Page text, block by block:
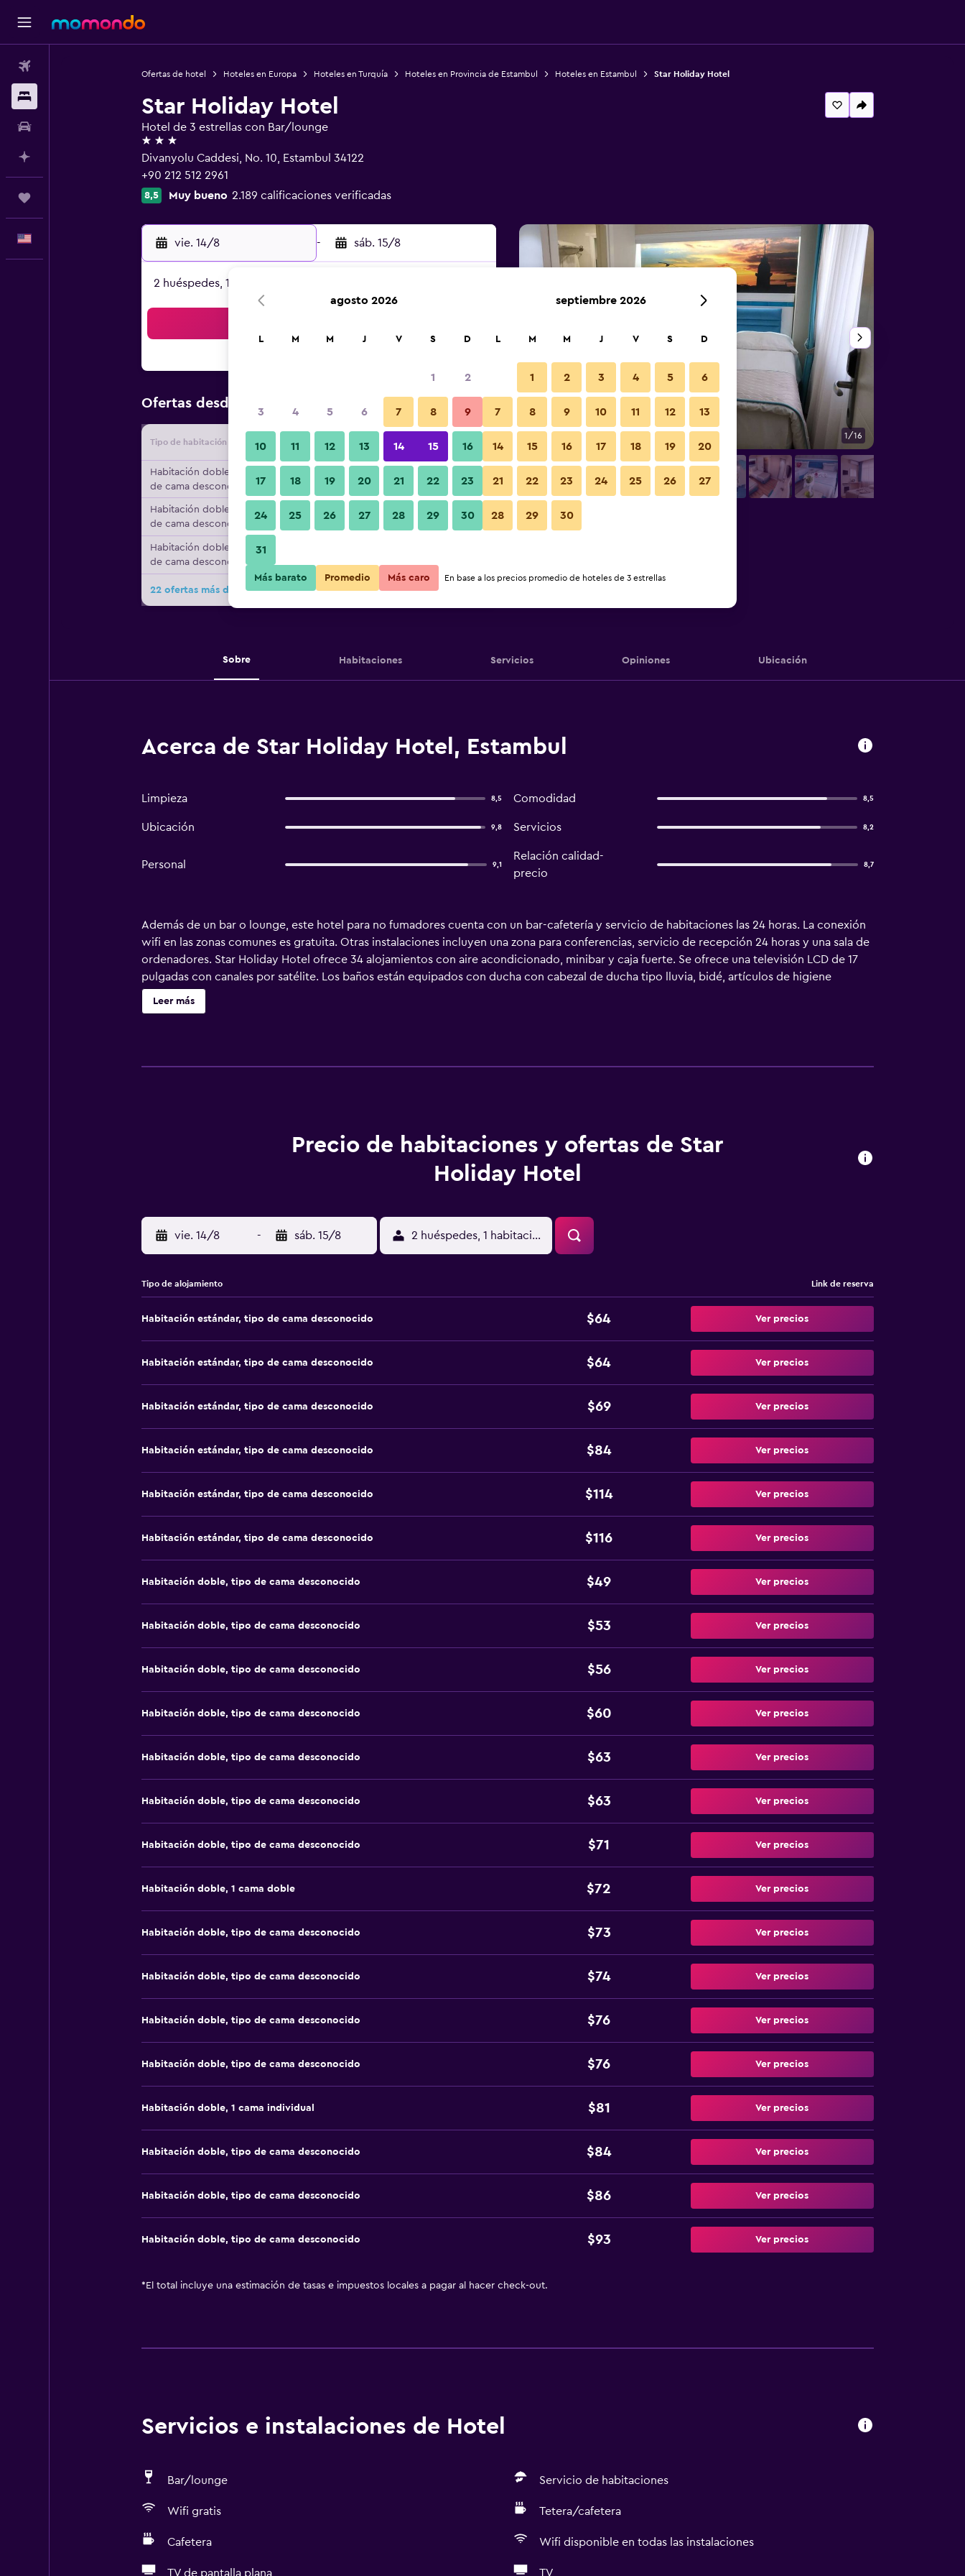
Ofertas de hotel Hoteles en Europa Hoteles en Turquía Hoteles en Provincia de Estambul Hoteles en Estambul Star Holiday Hotel
Star Holiday Hotel
Hotel de 3 estrellas con Bar/lounge
3 estrellas
Divanyolu Caddesi, No. 10, Estambul 34122
+90 212 512 2961
8,5 Muy bueno 2.189 calificaciones verificadas
vie. 14/8 - sáb. 15/8
2 huéspedes, 1 habitación
Ofertas desde Oferta más barata de precio por noche
Tipo de habitación Proveedor Total noche
Habitación doble, tipo
de cama desconocido
$49 Ver oferta
Habitación doble, tipo
de cama desconocido
$53 Ver oferta
Habitación doble, tipo
de cama desconocido
22 ofertas más de Star Holiday Hotel
Habitación 1/16
Fotos
Sobre Habitaciones Servicios Opiniones Ubicación
Acerca de Star Holiday Hotel, Estambul
Limpieza 8,5 Comodidad 8,5
Ubicación 9,8 Servicios 8,2
Personal 9,1
Relación calidad-
precio
8,7
Además de un bar o lounge, este hotel para no fumadores cuenta con un bar-cafetería y servicio de habitaciones las 24 horas. La conexión
wifi en las zonas comunes es gratuita. Otras instalaciones incluyen una zona para conferencias, servicio de recepción 24 horas y una sala de
ordenadores. Star Holiday Hotel ofrece 34 alojamientos con aire acondicionado, minibar y caja fuerte. Se ofrece una televisión LCD de 17
pulgadas con canales por satélite. Los baños están equipados con ducha con cabezal de ducha tipo lluvia, bidé, artículos de higiene
personal gratuitos y secador de pelo. Este hotel en Estambul ofrece acceso a Internet wifi gratis. Los servicios para las personas de
negocios incluyen escritorio y teléfono. Se ofrece servicio de limpieza todos los días.
Leer más
Precio de habitaciones y ofertas de Star
Holiday Hotel
vie. 14/8 - sáb. 15/8 2 huéspedes, 1 habitación
Tipo de alojamiento Link de reserva
Habitación estándar, tipo de cama desconocido $64 Ver precios
Habitación estándar, tipo de cama desconocido $64 Ver precios
Habitación estándar, tipo de cama desconocido $69 Ver precios
Habitación estándar, tipo de cama desconocido $84 Ver precios
Habitación estándar, tipo de cama desconocido $114 Ver precios
Habitación estándar, tipo de cama desconocido $116 Ver precios
Habitación doble, tipo de cama desconocido $49 Ver precios
Habitación doble, tipo de cama desconocido $53 Ver precios
Habitación doble, tipo de cama desconocido $56 Ver precios
Habitación doble, tipo de cama desconocido $60 Ver precios
Habitación doble, tipo de cama desconocido $63 Ver precios
Habitación doble, tipo de cama desconocido $63 Ver precios
Habitación doble, tipo de cama desconocido $71 Ver precios
Habitación doble, 1 cama doble $72 Ver precios
Habitación doble, tipo de cama desconocido $73 Ver precios
Habitación doble, tipo de cama desconocido $74 Ver precios
Habitación doble, tipo de cama desconocido $76 Ver precios
Habitación doble, tipo de cama desconocido $76 Ver precios
Habitación doble, 1 cama individual $81 Ver precios
Habitación doble, tipo de cama desconocido $84 Ver precios
Habitación doble, tipo de cama desconocido $86 Ver precios
Habitación doble, tipo de cama desconocido $93 Ver precios
* El total incluye una estimación de tasas e impuestos locales a pagar al hacer check-out.
Servicios e instalaciones de Hotel
Bar/lounge Servicio de habitaciones
Wifi gratis Tetera/cafetera
Cafetera Wifi disponible en todas las instalaciones
TV de pantalla plana TV
agosto 2026
L M M J V S D
1 2
3 4 5 6 7 8 9
10 11 12 13 14 15 16
17 18 19 20 21 22 23
24 25 26 27 28 29 30
31
septiembre 2026
L M M J V S D
1 2 3 4 5 6
7 8 9 10 11 12 13
14 15 16 17 18 19 20
21 22 23 24 25 26 27
28 29 30
Más barato Promedio Más caro En base a los precios promedio de hoteles de 3 estrellas